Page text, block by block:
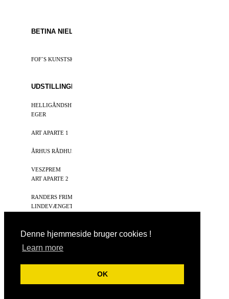
Denne hjemmeside bruger cookies !
Learn more
OK
BETINA NIELSEN
FOF´S KUNSTSKOLE BIFROST
UDSTILLINGER
HELLIGÅNDSHUSET,RANDERS
EGER
ART APARTE 1
ÅRHUS RÅDHUS
VESZPREM
ART APARTE 2
RANDERS FRIMÆRKE
LINDEVÆNGETS CAFE
Hits: 433990